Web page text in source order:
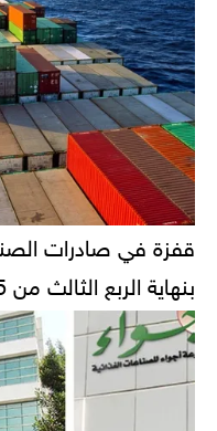
بنهاية الربع الثالث من 2025